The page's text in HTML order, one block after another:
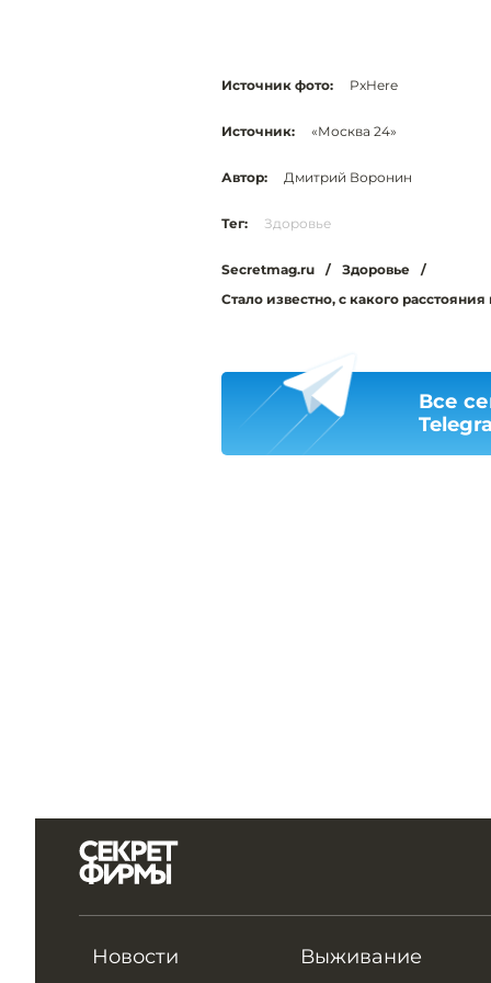
Источник фото: PxHere
Источник: «Москва 24»
Автор: Дмитрий Воронин
Тег: Здоровье
Secretmag.ru / Здоровье
/
Стало известно, с какого
Все
Новости Выживание